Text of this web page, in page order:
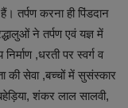
तर्पण करना ही पिंडदान
ने तर्पण एवं यज्ञ में
,धरती पर स्वर्ग व
की सेवा ,बच्चों में सुसंस्कार
शंकर लाल सालवी,